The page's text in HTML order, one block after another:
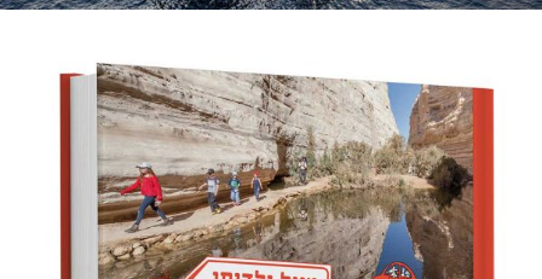
הורים וילדים מטיילים – ״טיול
ילדותי״